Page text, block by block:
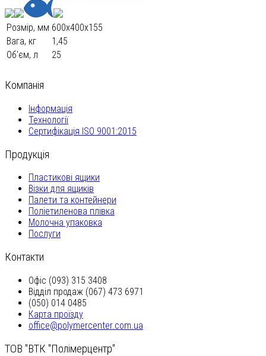
Розмір, мм 600х400х155
Вага, кг
1,45
Об'єм, л
25
Компанія
Інформація
Технології
Сертифікація ISO 9001:2015
Продукція
Пластикові ящики
Візки для ящиків
Палети та контейнери
Поліетиленова плівка
Молочна упаковка
Послуги
Контакти
Офіс (093) 315 3408
Відділ продаж (067) 473 6971
(050) 014 0485
Карта проїзду
office@polymercenter.com.ua
ТОВ "ВТК "Полімерцентр"